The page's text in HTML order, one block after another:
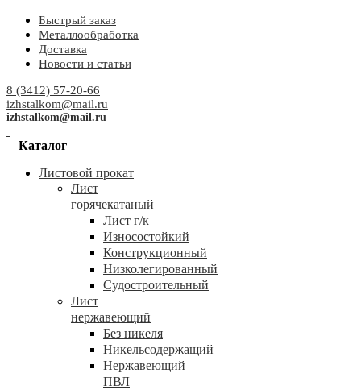
Быстрый заказ
Металлообработка
Доставка
Новости и статьи
8 (3412) 57-20-66
izhstalkom@mail.ru
izhstalkom@mail.ru
Каталог
Листовой прокат
Лист
горячекатаный
Лист г/к
Износостойкий
Конструкционный
Низколегированный
Судостроительный
Лист
нержавеющий
Без никеля
Никельсодержащий
Нержавеющий
ПВЛ